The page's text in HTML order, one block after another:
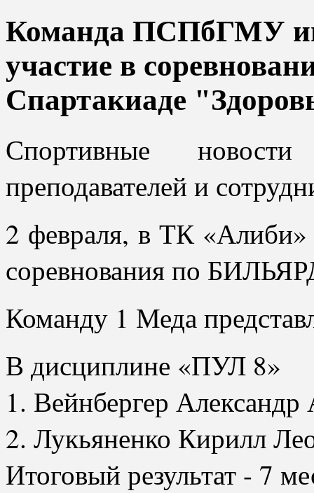
Команда ПСПбГМУ
участие в
Спартакиаде
Спортивные
преподавателей и
2 февраля, в ТК
соревнования по
Команду 1 Меда
В дисциплине «ПУЛ 8»
1. Вейнбергер Александр
2. ⁠Лукьяненко Кирилл
Итоговый результат - 7